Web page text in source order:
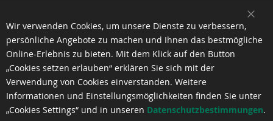
Wir verwenden Cookies, um unsere Dienste zu verbessern,
persönliche Angebote zu machen und Ihnen das bestmögliche
Online-Erlebnis zu bieten. Mit dem Klick auf den Button
„Cookies setzen erlauben“ erklären Sie sich mit der
Verwendung von Cookies einverstanden. Weitere
Informationen und Einstellungsmöglichkeiten finden Sie unter
„Cookies Settings“ und in unseren Datenschutzbestimmungen.